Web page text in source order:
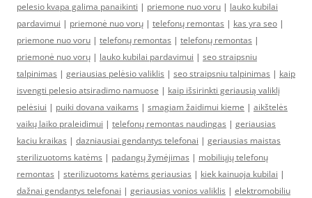
pelesio kvapa galima panaikinti | priemone nuo voru | lauko kubilai
pardavimui | priemonė nuo vorų | telefonų remontas | kas yra seo |
priemone nuo voru | telefonų remontas | telefonų remontas |
priemonė nuo vorų | lauko kubilai pardavimui | seo straipsniu
talpinimas | geriausias pelėsio valiklis | seo straipsniu talpinimas | kaip
isvengti pelesio atsiradimo namuose | kaip išsirinkti geriausią valiklį
pelėsiui | puiki dovana vaikams | smagiam žaidimui kieme | aikštelės
vaikų laiko praleidimui | telefonų remontas naudingas | geriausias
kaciu kraikas | dazniausiai gendantys telefonai | geriausias maistas
sterilizuotoms katėms | padangų žymėjimas | mobiliųjų telefonų
remontas | sterilizuotoms katėms geriausias | kiek kainuoja kubilai |
dažnai gendantys telefonai | geriausias vonios valiklis | elektromobiliu